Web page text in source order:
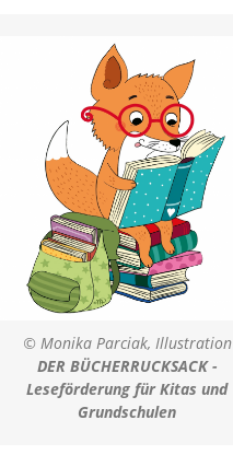
© Monika Parciak, Illustration
DER BÜCHERRUCKSACK -
Leseförderung für Kitas und
Grundschulen